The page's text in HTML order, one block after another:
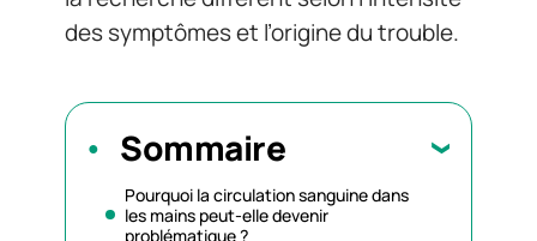
des symptômes et l’origine du trouble.
Sommaire
Pourquoi la circulation sanguine dans
les mains peut-elle devenir
problématique ?